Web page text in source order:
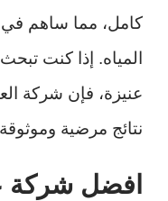
كامل، مما ساهم في
المياه. إذا كنت
عنيزة، فإن شركة
نتائج مرضية
افضل شركة